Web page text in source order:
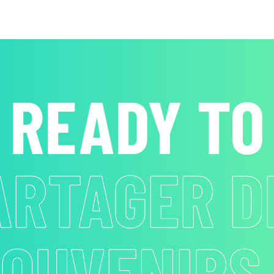
READY TO
REQUEST A FREE QUOTE